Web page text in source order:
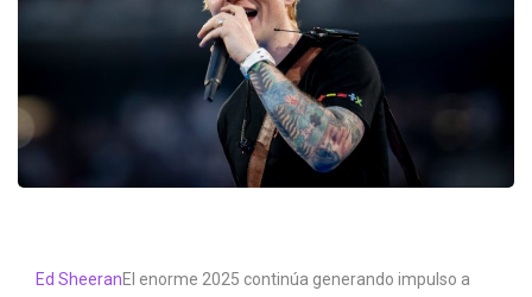
Ed SheeranEl enorme 2025 continúa generando impulso a